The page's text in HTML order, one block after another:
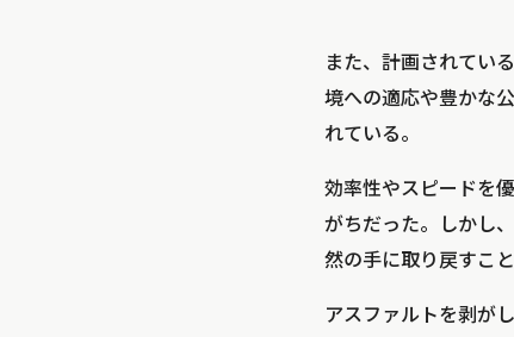
また、計画されてい
境への適応や豊かな
れている。
効率性やスピードを
がちだった。しかし
然の手に取り戻すこと
アスファルトを剥が